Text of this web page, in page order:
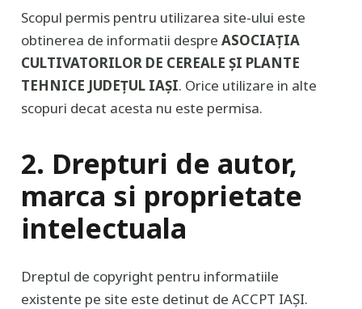
Scopul permis pentru utilizarea site-ului este
obtinerea de informatii despre ASOCIAȚIA
CULTIVATORILOR DE CEREALE ȘI PLANTE
TEHNICE JUDEȚUL IAȘI. Orice utilizare in alte
scopuri decat acesta nu este permisa.
2. Drepturi de autor,
marca si proprietate
intelectuala
Dreptul de copyright pentru informatiile
existente pe site este detinut de ACCPT IAȘI.